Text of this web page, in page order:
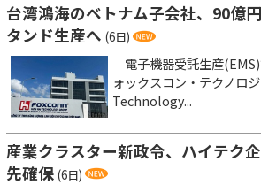
台湾鴻海のベトナム子会社、90億
タンド生産へ (6日)
電子機器受託生産
ォックスコン・テクノロ
Technology...
産業クラスター新政令、ハイテク
先確保 (6日)